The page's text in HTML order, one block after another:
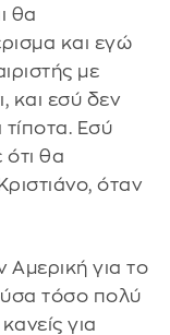
θα
και εγώ
με
και εσύ δεν
τίποτα. Εσύ
θα
όταν
Αμερική για το
τόσο πολύ
για